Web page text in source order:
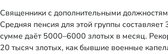
Священники с дополнительными
Средняя пенсия для этой группы
сумме даёт 5000–6000 злотых в месяц.
20 тысяч злотых, как бывшие военные